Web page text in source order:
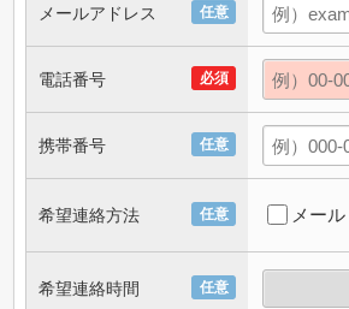
任意
メールアドレス
必須
電話番号
任意
携帯番号
任意
希望連絡方法 メール
任意
希望連絡時間